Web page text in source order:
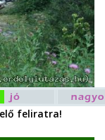
feliratra!